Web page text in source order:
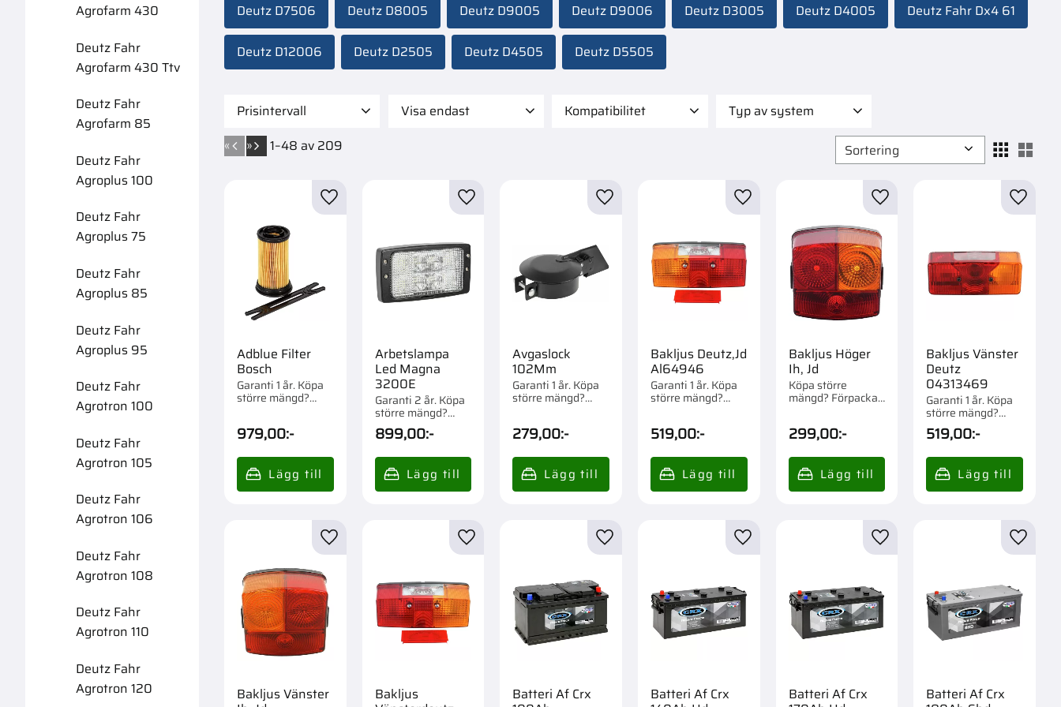
Deutz D7506 Deutz D8005 Deutz D9005 Deutz D9006 Deutz D3005 Deutz D4005 Deutz Fahr Dx4 61
Deutz D12006 Deutz D2505 Deutz D4505 Deutz D5505
Prisintervall
38
Visa endast Kompatibilitet
Case IH 5140 Maxxum
Case IH 5150 Maxxum
1
Visa fler
Typ av system
Broms
Bränslesystem
1–48 av 209
« »
Välj sortering
Adblue Filter
Bosch
Garanti 1 år. Köpa
större mängd?
979,00:-
Lägg till i favoriter
Arbetslampa
Led Magna
3200E
Garanti 2 år. Köpa
större mängd?
Förpackad om 1/12
st.
899,00:-
Lägg till i favoriter
Avgaslock
102Mm
Garanti 1 år. Köpa
större mängd?
279,00:-
Lägg till i favoriter
Bakljus Deutz,Jd
Al64946
Garanti 1 år. Köpa
större mängd?
519,00:-
Lägg till i favoriter
Bakljus Höger
Ih, Jd
Köpa större
mängd? Förpackad
299,00:-
Lägg till i favoriter
Bakljus Vänster
Deutz
04313469
Garanti 1 år. Köpa
större mängd?
Förpackad om 1 st.
519,00:-
Lägg
Bakljus Vänster
Lägg till i favoriter
Bakljus
Lägg till i favoriter
Batteri Af Crx
Lägg till i favoriter
Batteri Af Crx
Lägg till i favoriter
Batteri Af Crx
Lägg till i favoriter
Batteri Af Crx
Lägg
Agrofarm 430
Deutz Fahr
Agrofarm 430 Ttv
Deutz Fahr
Agrofarm 85
Deutz Fahr
Agroplus 100
Deutz Fahr
Agroplus 75
Deutz Fahr
Agroplus 85
Deutz Fahr
Agroplus 95
Deutz Fahr
Agrotron 100
Deutz Fahr
Agrotron 105
Deutz Fahr
Agrotron 106
Deutz Fahr
Agrotron 108
Deutz Fahr
Agrotron 110
Deutz Fahr
Agrotron 120